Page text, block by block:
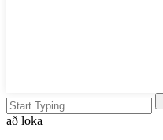
að loka